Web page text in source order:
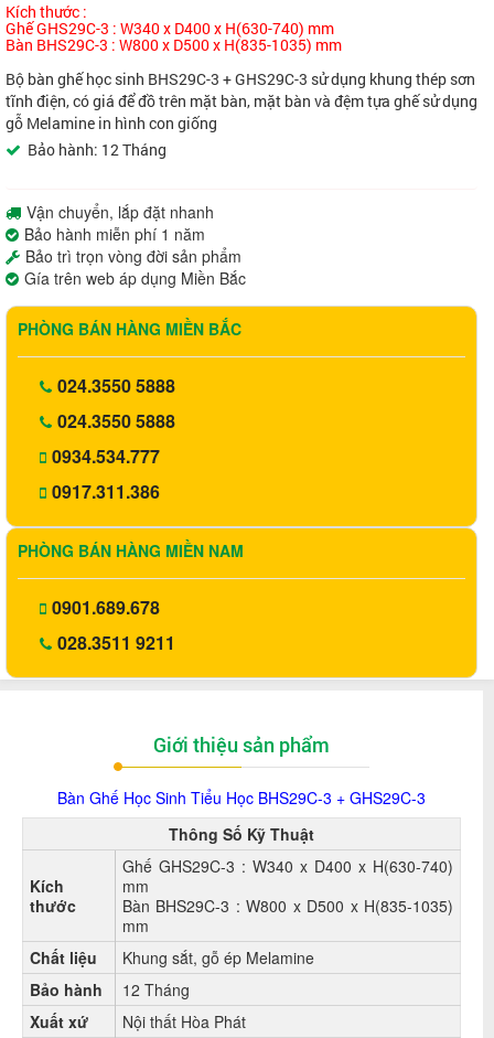
Kích thước :
Ghế GHS29C-3 : W340 x D400 x H(630-740) mm
Bàn BHS29C-3 : W800 x D500 x H(835-1035) mm
Bộ bàn ghế học sinh BHS29C-3 + GHS29C-3 sử dụng khung thép sơn
tĩnh điện, có giá để đồ trên mặt bàn, mặt bàn và đệm tựa ghế sử dụng
gỗ Melamine in hình con giống
Bảo hành: 12 Tháng
Vận chuyển, lắp đặt nhanh
Bảo hành miễn phí 1 năm
Bảo trì trọn vòng đời sản phẩm
Gía trên web áp dụng Miền Bắc
PHÒNG BÁN HÀNG MIỀN BẮC
024.3550 5888
024.3550 5888
0934.534.777
0917.311.386
PHÒNG BÁN HÀNG MIỀN NAM
0901.689.678
028.3511 9211
Giới thiệu sản phẩm
Bàn Ghế Học Sinh Tiểu Học BHS29C-3 + GHS29C-3
Thông Số Kỹ Thuật
Kích
thước
Ghế GHS29C-3 : W340 x D400 x H(630-740)
mm
Bàn BHS29C-3 : W800 x D500 x H(835-1035)
mm
Chất liệu
Khung sắt, gỗ ép Melamine
Bảo hành
12 Tháng
Xuất xứ
Nội thất Hòa Phát